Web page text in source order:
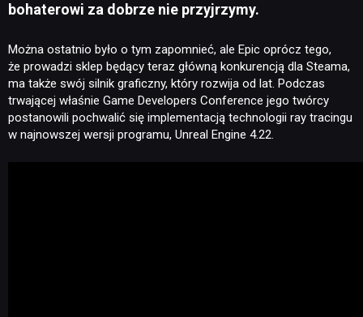
bohaterowi za dobrze nie przyjrzymy.
Można ostatnio było o tym zapomnieć, ale Epic oprócz tego,
że prowadzi sklep będący teraz główną konkurencją dla Steama,
ma także swój silnik graficzny, który rozwija od lat. Podczas
trwającej właśnie Game Developers Conference jego twórcy
postanowili pochwalić się implementacją technologii ray tracingu
w najnowszej wersji programu, Unreal Engine 4.22.